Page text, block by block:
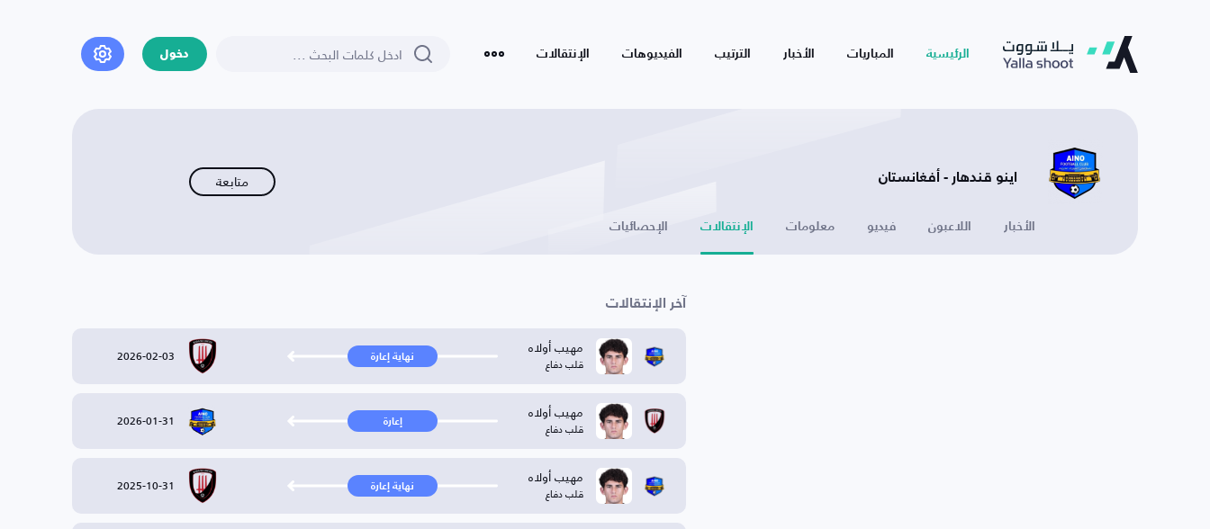
الرئيسية المباريات الأخبار الترتيب الفيديوهات الإنتقالات دخول
اينو قندهار - أفغانستان متابعة
الأخبار اللاعبون فيديو معلومات الإنتقالات الإحصائيات
آخر الإنتقالات
مهيب أولاه
قلب دفاع نهاية إعارة 2026-02-03
مهيب أولاه
قلب دفاع إعارة 2026-01-31
مهيب أولاه
قلب دفاع نهاية إعارة 2025-10-31